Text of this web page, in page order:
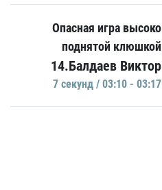
Опасная игра высоко
поднятой клюшкой
14.Балдаев Виктор
7 секунд / 03:10 - 03:17